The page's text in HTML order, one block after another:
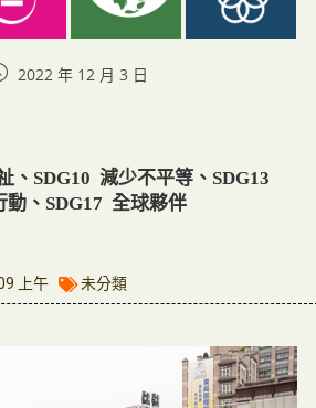
2022 年 12 月 3 日
、SDG10 減少不平等、SDG13
動、SDG17 全球夥伴
上午 未分類